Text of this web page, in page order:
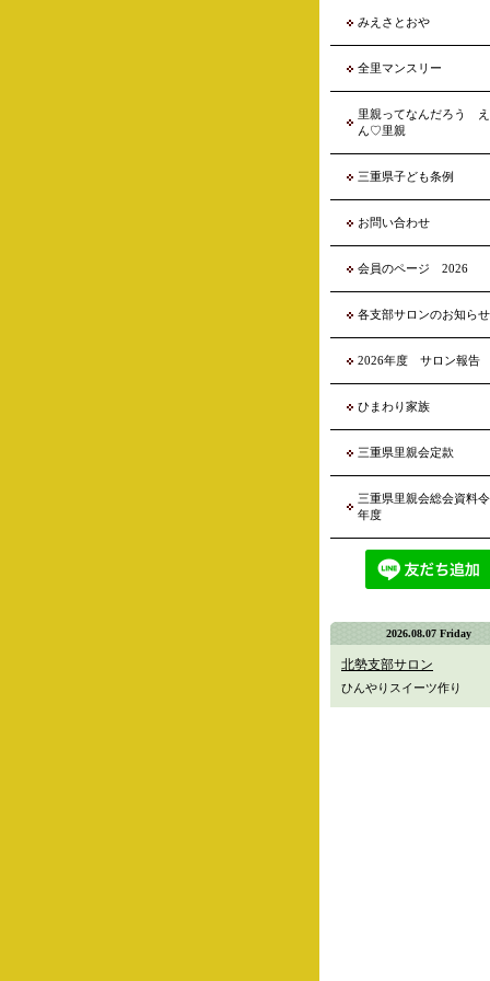
みえさとおや
全里マンスリー
里親ってなんだろう
ん♡里親
三重県子ども条例
お問い合わせ
会員のページ 2026
各支部サロンのお知らせ
2026年度 サロン報告
ひまわり家族
三重県里親会定款
三重県里親会総会資料
年度
2026.08.07 Friday
北勢支部サロン
ひんやりスイーツ作り